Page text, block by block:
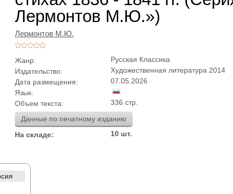
Лермонтов М.Ю.»)
Лермонтов М.Ю.
Жанр:
Русская Классика
Издательство:
Художественная литература 2014
Дата размещения:
07.05.2026
Язык:
Объем текста:
336 стр.
Данные по печатному изданию
На складе:
10 шт.